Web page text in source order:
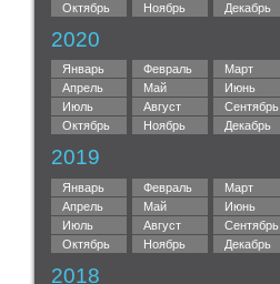
Октябрь
Ноябрь Декабрь
2020
Январь Февраль
Март
Апрель
Май
Июнь
Июль
Август
Сентябрь
Октябрь
Ноябрь Декабрь
2019
Январь Февраль
Март
Апрель
Май
Июнь
Июль
Август
Сентябрь
Октябрь
Ноябрь Декабрь
2018